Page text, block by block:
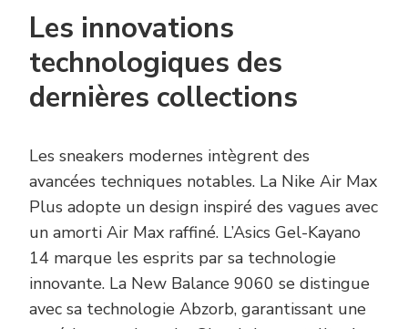
Les innovations
technologiques des
dernières collections
Les sneakers modernes intègrent des
avancées techniques notables. La Nike Air Max
Plus adopte un design inspiré des vagues avec
un amorti Air Max raffiné. L’Asics Gel-Kayano
14 marque les esprits par sa technologie
innovante. La New Balance 9060 se distingue
avec sa technologie Abzorb, garantissant une